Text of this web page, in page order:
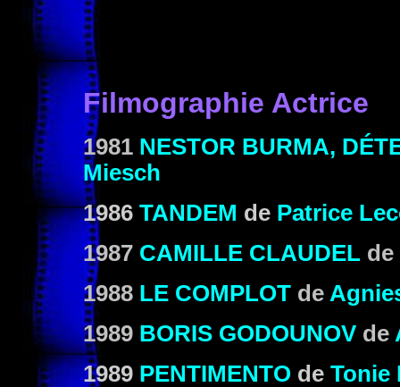
Filmographie Actrice
1981 NESTOR BURMA,
Miesch
1986 TANDEM de Patrice
1987 CAMILLE CLAUDEL de
1988 LE COMPLOT de
1989 BORIS GODOUNOV de
1989 PENTIMENTO de Tonie